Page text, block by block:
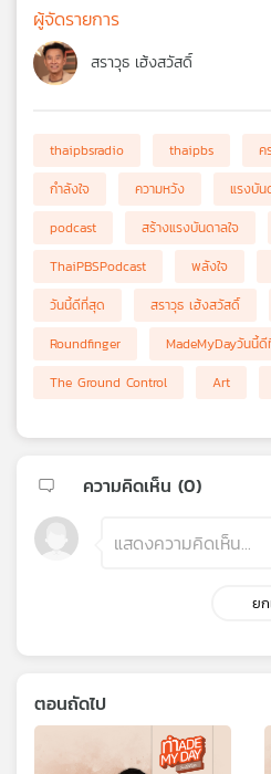
ผู้จัดรายการ
สราวุธ เฮ้งสวัสดิ์
thaipbsradio thaipbs ค
กำลังใจ
ความหวัง แรงบัน
podcast
สร้างแรงบันดาลใจ
ThaiPBSPodcast
พลังใจ
วันนี้ดีที่สุด
สราวุธ เฮ้งสวัสดิ์
Roundfinger
MadeMyDayวันนี้
The Ground Control
Art
ความคิดเห็น (0)
ย
ตอนถัดไป